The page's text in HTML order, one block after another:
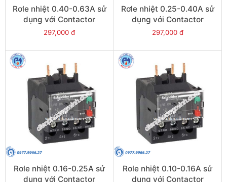
Rơle nhiệt 0.40-0.63A sử
dụng với Contactor
LC1E06-E38 - Model
297,000 đ
Rơle nhiệt 0.25-0.40A sử
dụng với Contactor
LC1E06-E38 - Model
297,000 đ
Rơle nhiệt 0.16-0.25A sử
dụng với Contactor
Rơle nhiệt 0.10-0.16A sử
dụng với Contactor